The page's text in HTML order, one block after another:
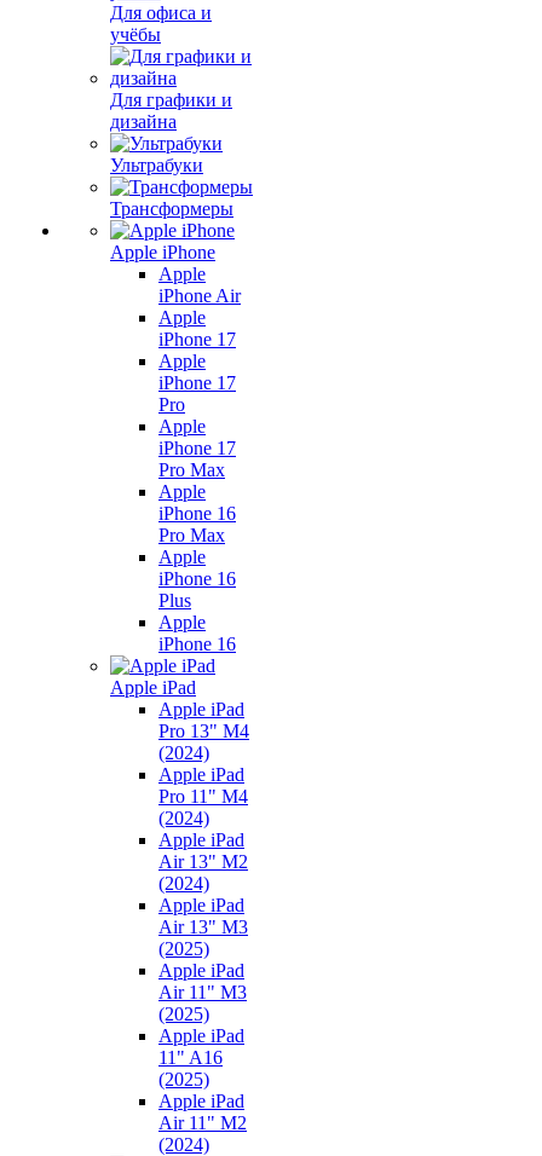
Для офиса и
учёбы
Для графики и
дизайна
Ультрабуки
Трансформеры
Apple iPhone
Apple
iPhone Air
Apple
iPhone 17
Apple
iPhone 17
Pro
Apple
iPhone 17
Pro Max
Apple
iPhone 16
Pro Max
Apple
iPhone 16
Plus
Apple
iPhone 16
Apple iPad
Apple iPad
Pro 13" M4
(2024)
Apple iPad
Pro 11" M4
(2024)
Apple iPad
Air 13" M2
(2024)
Apple iPad
Air 13" M3
(2025)
Apple iPad
Air 11" M3
(2025)
Apple iPad
11" A16
(2025)
Apple iPad
Air 11" M2
(2024)